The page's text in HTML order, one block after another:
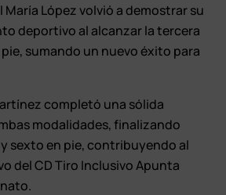
María López volvió a demostrar su
deportivo al alcanzar la tercera
sumando un nuevo éxito para
completó una sólida
modalidades, finalizando
sexto en pie, contribuyendo al
del CD Tiro Inclusivo Apunta